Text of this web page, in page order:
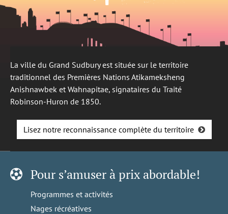
La ville du Grand Sudbury est située sur le territoire
traditionnel des Premières Nations Atikameksheng
Anishnawbek et Wahnapitae, signataires du Traité
Robinson-Huron de 1850.
Lisez notre reconnaissance complète du territoire
Pour s’amuser à prix abordable!
Programmes et activités
Nages récréatives